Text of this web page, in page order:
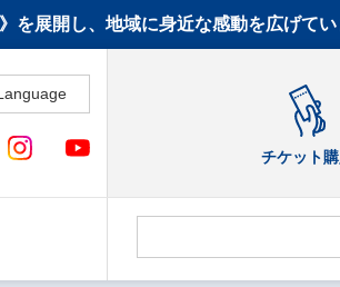
展開し、地域に身近な感動を広げてい
チケット購